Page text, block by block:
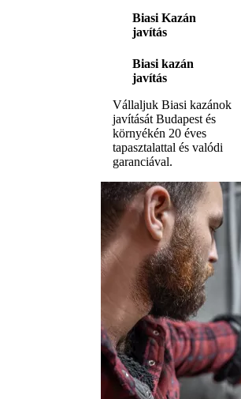
Biasi Kazán
javítás
Biasi kazán
javítás
Vállaljuk Biasi kazánok
javítását Budapest és
környékén 20 éves
tapasztalattal és valódi
garanciával.